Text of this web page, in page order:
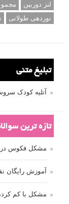
لنز دوربین
نوردهی طولانی
تبلیغ متنی
آتلیه کودک
تازه ترین
مشکل فکوس در لنز ۳۵
آموزش رایگان
مشکل با کم